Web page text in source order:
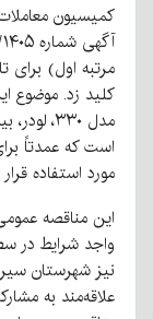
کمیسیون
مرتبه اول) برای
کلید زد. موضوع
است که عمدتاً
مورد استفاده
این مناقصه
واجد شرایط در
نیز شهرستان
علاقه‌مند به